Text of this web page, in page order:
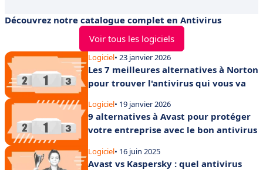
Découvrez notre catalogue complet en Antivirus
Voir tous les logiciels
Logiciel• 23 janvier 2026
Les 7 meilleures alternatives à Norton
pour trouver l'antivirus qui vous va
Logiciel• 19 janvier 2026
9 alternatives à Avast pour protéger
votre entreprise avec le bon antivirus
Logiciel• 16 juin 2025
Avast vs Kaspersky : quel antivirus